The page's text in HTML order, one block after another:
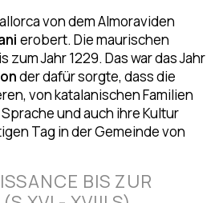
von dem Almoraviden
erobert. Die maurischen
Jahr 1229. Das war das Jahr
der dafür sorgte, dass die
von katalanischen Familien
und auch ihre Kultur
Tag in der Gemeinde von
BIS ZUR